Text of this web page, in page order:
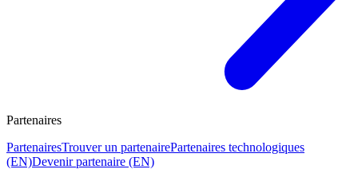
Partenaires
PartenairesTrouver un partenairePartenaires technologiques
(EN)Devenir partenaire (EN)